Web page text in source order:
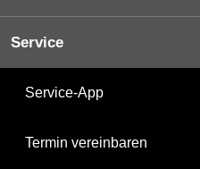
Service
Service-App
Termin vereinbaren